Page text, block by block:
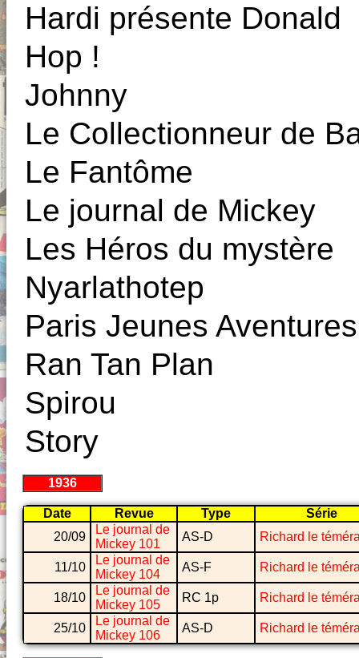
Hardi présente Donald
Hop !
Johnny
Le Collectionneur de
Le Fantôme
Le journal de Mickey
Les Héros du mystère
Nyarlathotep
Paris Jeunes Aventures
Ran Tan Plan
Spirou
Story
1936
Date Revue Type
Série
20/09
Le journal de
Mickey 101
AS-D Richard le
11/10
Le journal de
Mickey 104
AS-F Richard le
18/10
Le journal de
Mickey 105
RC 1p Richard le
25/10
Le journal de
Mickey 106
AS-D Richard le